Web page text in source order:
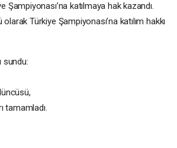
katılmaya hak kazandı.
Türkiye Şampiyonası’na katılım hakkı
sundu:
tamamladı.